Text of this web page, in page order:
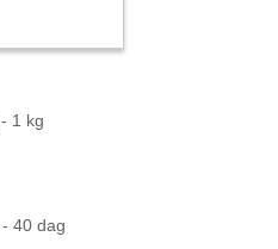
1 kg
40 dag